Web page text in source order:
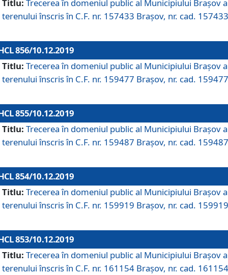
Titlu: Trecerea în domeniul public al Municipiului Braşov a
terenului înscris în C.F. nr. 157433 Brașov, nr. cad.
856/10.12.2019
Titlu: Trecerea în domeniul public al Municipiului Braşov a
terenului înscris în C.F. nr. 159477 Brașov, nr. cad.
855/10.12.2019
Titlu: Trecerea în domeniul public al Municipiului Braşov a
terenului înscris în C.F. nr. 159487 Brașov, nr. cad.
854/10.12.2019
Titlu: Trecerea în domeniul public al Municipiului Braşov a
terenului înscris în C.F. nr. 159919 Brașov, nr. cad.
853/10.12.2019
Titlu: Trecerea în domeniul public al Municipiului Braşov a
terenului înscris în C.F. nr. 161154 Brașov, nr. cad.